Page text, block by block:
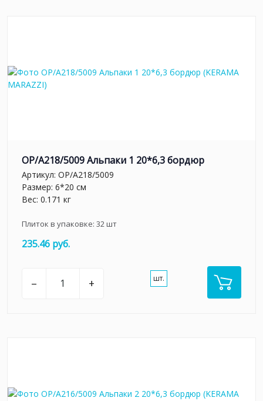
OP/A218/5009 Альпаки 1 20*6,3 бордюр
Артикул: OP/A218/5009
Размер: 6*20 см
Вес: 0.171 кг
Плиток в упаковке: 32шт
235.46 руб.
– + шт.